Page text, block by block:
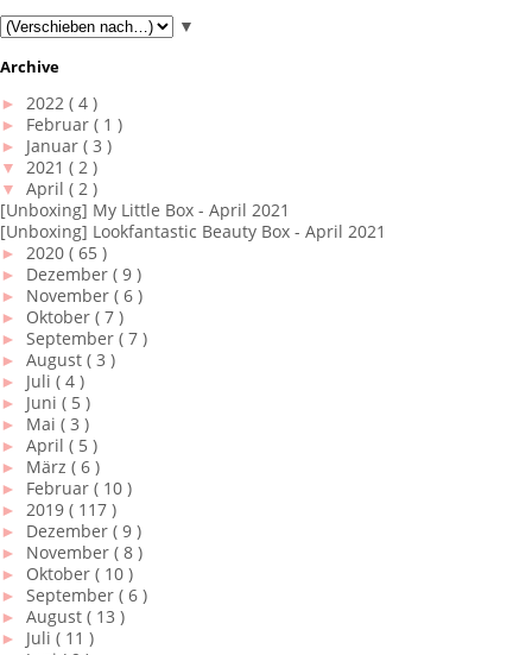
▼
Archive
► 2022 ( 4 )
► Februar ( 1 )
► Januar ( 3 )
▼ 2021 ( 2 )
▼ April ( 2 )
[Unboxing] My Little Box - April 2021
[Unboxing] Lookfantastic Beauty Box - April 2021
► 2020 ( 65 )
► Dezember ( 9 )
► November ( 6 )
► Oktober ( 7 )
► September ( 7 )
► August ( 3 )
► Juli ( 4 )
► Juni ( 5 )
► Mai ( 3 )
► April ( 5 )
► März ( 6 )
► Februar ( 10 )
► 2019 ( 117 )
► Dezember ( 9 )
► November ( 8 )
► Oktober ( 10 )
► September ( 6 )
► August ( 13 )
► Juli ( 11 )